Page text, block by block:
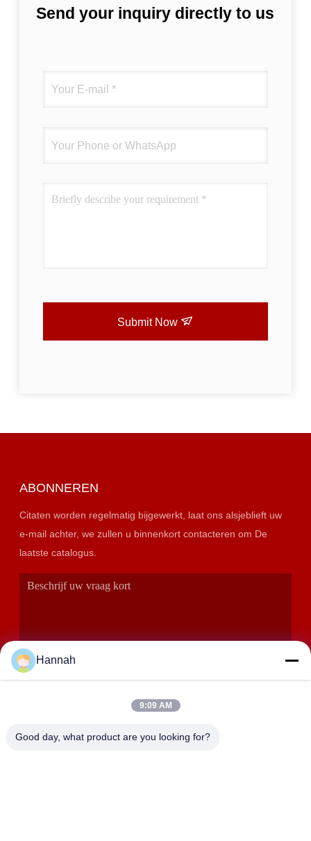
Send your inquiry directly to us
Submit Now
ABONNEREN
Citaten worden regelmatig bijgewerkt, laat ons alsjeblieft uw
e-mail achter, we zullen u binnenkort contacteren om De
laatste catalogus.
Hannah
9:09 AM
Good day, what product are you looking for?